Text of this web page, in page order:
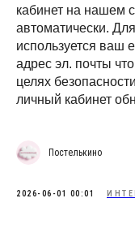
кабинет на нашем
автоматически. Для
используется ваш
адрес эл. почты
целях
личный кабинет
Постелькино
2026-06-01 00:01